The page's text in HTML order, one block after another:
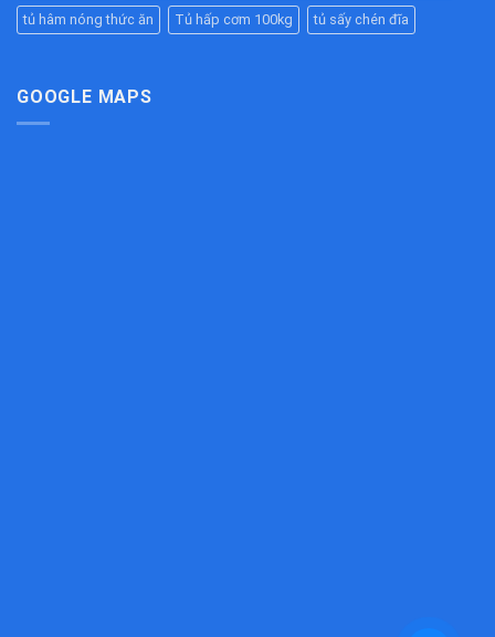
Công
Hiệu
Quả
Chịu
Lực
tủ hâm nóng thức ăn Tủ hấp cơm 100kg tủ sấy chén đĩa
GOOGLE MAPS